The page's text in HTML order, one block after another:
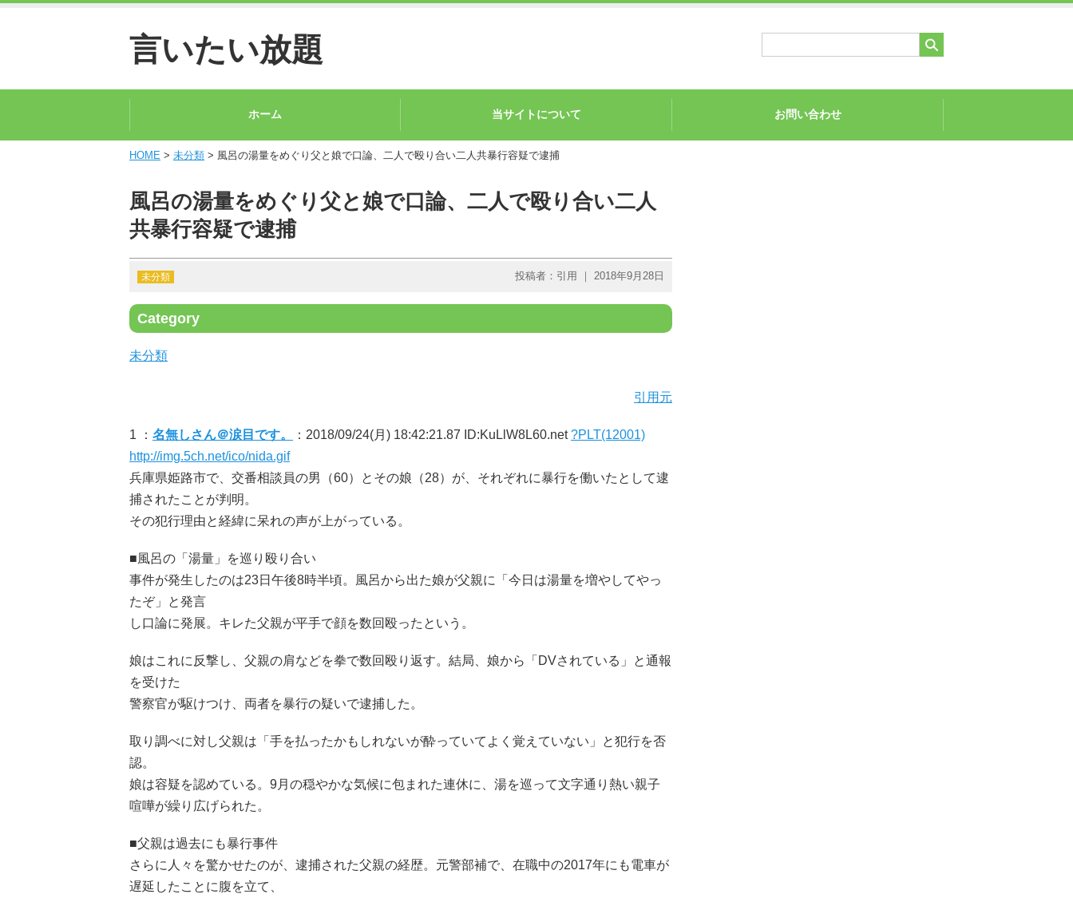
言いたい放題
ホーム 当サイトについて お問い合わせ
HOME > 未分類 > 風呂の湯量をめぐり父と娘で口論、二人で殴り合い二人共暴行容疑で逮捕
風呂の湯量をめぐり父と娘で口論、二人で殴り合い二人
共暴行容疑で逮捕
未分類 投稿者：引用 ｜ 2018年9月28日
Category
未分類
引用元
1 ： 名無しさん＠涙目です。 ：2018/09/24(月) 18:42:21.87 ID:KuLlW8L60.net?PLT(12001)
http://img.5ch.net/ico/nida.gif
兵庫県姫路市で、交番相談員の男（60）とその娘（28）が、それぞれに暴行を働いたとして逮
捕されたことが判明。
その犯行理由と経緯に呆れの声が上がっている。
■風呂の「湯量」を巡り殴り合い
事件が発生したのは23日午後8時半頃。風呂から出た娘が父親に「今日は湯量を増やしてやっ
たぞ」と発言
し口論に発展。キレた父親が平手で顔を数回殴ったという。
娘はこれに反撃し、父親の肩などを拳で数回殴り返す。結局、娘から「DVされている」と通報
を受けた
警察官が駆けつけ、両者を暴行の疑いで逮捕した。
取り調べに対し父親は「手を払ったかもしれないが酔っていてよく覚えていない」と犯行を否
認。
娘は容疑を認めている。9月の穏やかな気候に包まれた連休に、湯を巡って文字通り熱い親子
喧嘩が繰り広げられた。
■父親は過去にも暴行事件
さらに人々を驚かせたのが、逮捕された父親の経歴。元警部補で、在職中の2017年にも電車が
遅延したことに腹を立て、